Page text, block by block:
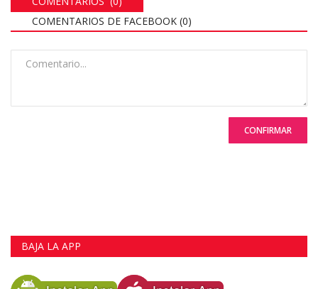
COMENTARIOS DE FACEBOOK (0)
CONFIRMAR
BAJA LA APP